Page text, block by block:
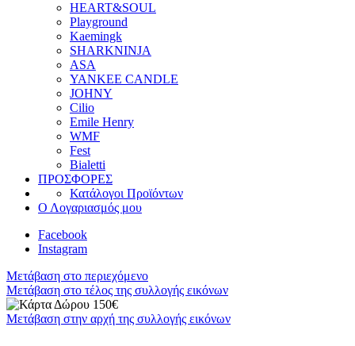
HEART&SOUL
Playground
Kaemingk
SHARKNINJA
ASA
YANKEE CANDLE
JOHNY
Cilio
Emile Henry
WMF
Fest
Bialetti
ΠΡΟΣΦΟΡΕΣ
Κατάλογοι Προϊόντων
Ο Λογαριασμός μου
Facebook
Instagram
Μετάβαση στο περιεχόμενο
Μετάβαση στο τέλος της συλλογής εικόνων
Μετάβαση στην αρχή της συλλογής εικόνων